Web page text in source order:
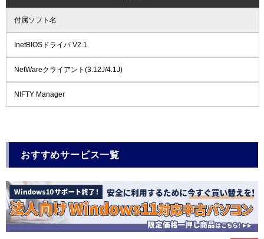
付属ソフト名
InetBIOSドライバ V2.1
NetWareクライアント(3.12J/4.1J)
NIFTY Manager
おすすめサービス一覧